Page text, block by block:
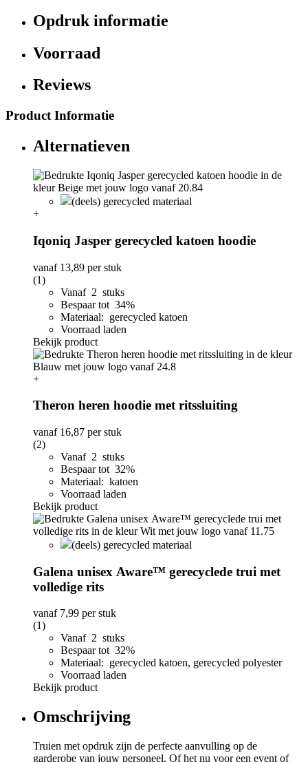
Opdruk informatie
Voorraad
Reviews
Product Informatie
Alternatieven
(deels) gerecycled materiaal
+
Iqoniq Jasper gerecycled katoen hoodie
vanaf 13,89 per stuk
(1)
Vanaf 2 stuks
Bespaar tot 34%
Materiaal: gerecycled katoen
Voorraad laden
Bekijk product
+
Theron heren hoodie met ritssluiting
vanaf 16,87 per stuk
(2)
Vanaf 2 stuks
Bespaar tot 32%
Materiaal: katoen
Voorraad laden
Bekijk product
(deels) gerecycled materiaal
Galena unisex Aware™ gerecyclede trui met
volledige rits
vanaf 7,99 per stuk
(1)
Vanaf 2 stuks
Bespaar tot 32%
Materiaal: gerecycled katoen, gerecycled polyester
Voorraad laden
Bekijk product
Omschrijving
Truien met opdruk zijn de perfecte aanvulling op de
garderobe van jouw personeel. Of het nu voor een event of